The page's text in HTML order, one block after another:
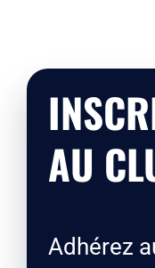
AU
Adhérez